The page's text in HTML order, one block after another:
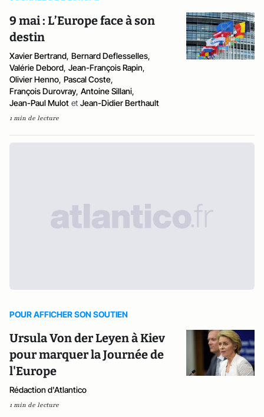
9 mai : L’Europe face à son
destin
Xavier Bertrand, Bernard Deflesselles,
Valérie Debord, Jean-François Rapin,
Olivier Henno, Pascal Coste,
François Durovray, Antoine Sillani,
Jean-Paul Mulot et Jean-Didier Berthault
1 min de lecture
POUR AFFICHER SON SOUTIEN
Ursula Von der Leyen à Kiev
pour marquer la Journée de
l'Europe
Rédaction d'Atlantico
1 min de lecture